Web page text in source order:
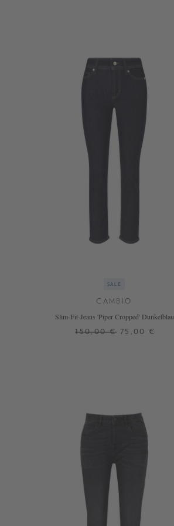
SALE
CAMBIO
Slim-Fit-Jeans 'Piper Cropped' Dunkelblau
150,00 € 75,00 €